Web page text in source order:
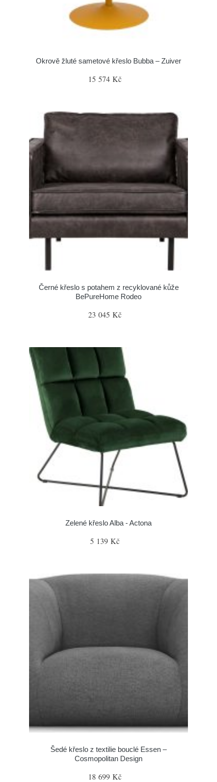
Okrově žluté sametové křeslo Bubba – Zuiver
15 574 Kč
Černé křeslo s potahem z recyklované kůže
BePureHome Rodeo
23 045 Kč
Zelené křeslo Alba - Actona
5 139 Kč
Šedé křeslo z textilie bouclé Essen –
Cosmopolitan Design
18 699 Kč